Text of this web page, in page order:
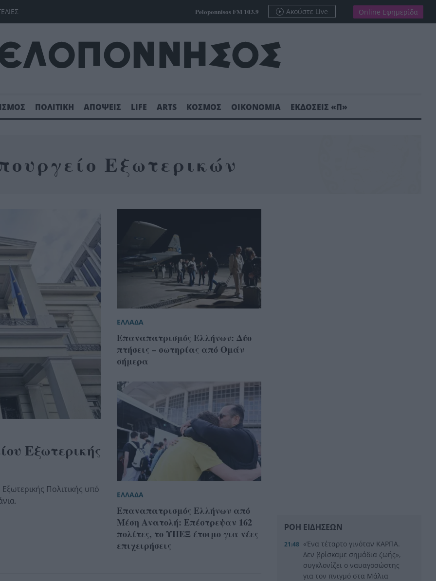
Peloponnisos FM 103.9 Ακούστε Live Online Εφημερίδα
ΠΟΛΙΤΙΚΗ ΑΠΟΨΕΙΣ LIFE ARTS ΚΟΣΜΟΣ ΟΙΚΟΝΟΜΙΑ ΕΚΔΟΣΕΙΣ «Π»
Εξωτερικών
Εξωτερικής
Πολιτικής υπό
ΕΛΛΑΔΑ
Επαναπατρισμός Ελλήνων: Δύο
πτήσεις – σωτηρίας από Ομάν
σήμερα
ΕΛΛΑΔΑ
Επαναπατρισμός Ελλήνων από
Μέση Ανατολή: Επέστρεψαν 162
πολίτες, το ΥΠΕΞ έτοιμο για νέες
επιχειρήσεις
ΡΟΗ ΕΙΔΗΣΕΩΝ
21:48 «Ένα τέταρτο γινόταν ΚΑΡΠΑ.
Δεν βρίσκαμε σημάδια ζωής»,
συγκλονίζει ο ναυαγοσώστης
για τον πνιγμό στα Μάλια